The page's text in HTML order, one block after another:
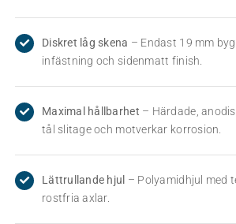
Diskret låg skena – Endast 19 mm
infästning och sidenmatt finish.
Maximal hållbarhet – Härdade,
tål slitage och motverkar korrosion.
Lättrullande hjul – Polyamidhjul med
rostfria axlar.